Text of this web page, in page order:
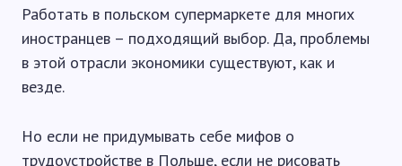
Работать в польском супермаркете для многих
иностранцев – подходящий выбор. Да, проблемы
в этой отрасли экономики существуют, как и
везде.
Но если не придумывать себе мифов о
трудоустройстве в Польше, если не рисовать